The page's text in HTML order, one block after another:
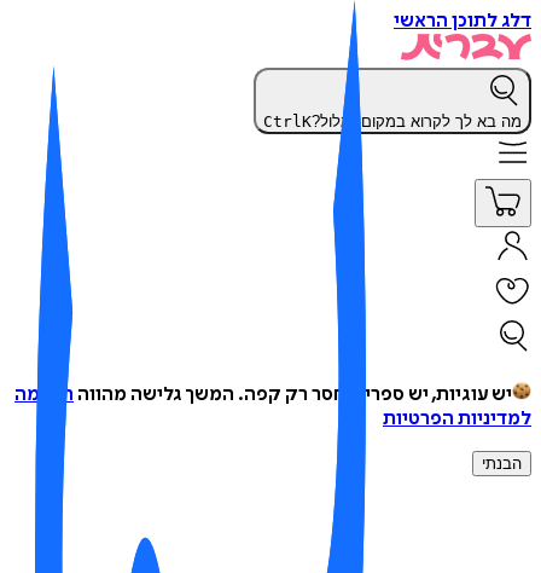
לתוכן הראשי
בא לך לקרוא במקום לגלול? CtrlK
יש עוגיות, יש ספרים, חסר רק קפה.המשך גלישה מהווההסכמה
הפרטיות